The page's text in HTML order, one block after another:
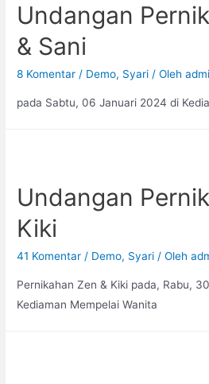
Undangan
& Sani
8 Komentar / Demo, Syari / Oleh
pada Sabtu, 06 Januari 2024 di
Undangan
Kiki
41 Komentar / Demo, Syari / Oleh
Pernikahan Zen & Kiki pada, Rabu,
Kediaman Mempelai Wanita